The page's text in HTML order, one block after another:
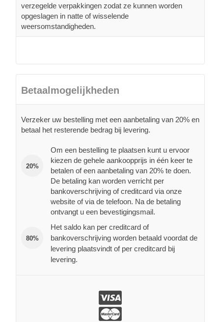
verzegelde verpakkingen zodat ze kunnen worden
opgeslagen in natte of wisselende
weersomstandigheden.
Betaalmogelijkheden
Verzeker uw bestelling met een aanbetaling van 20% en
betaal het resterende bedrag bij levering.
20%
Om een bestelling te plaatsen kunt u ervoor
kiezen de gehele aankoopprijs in één keer te
betalen of een aanbetaling van 20% te doen.
De betaling kan worden verricht per
bankoverschrijving of creditcard via onze
website of via de telefoon. Na de betaling
ontvangt u een bevestigingsmail.
80%
Het saldo kan per creditcard of
bankoverschrijving worden betaald voordat de
levering plaatsvindt of per creditcard bij
levering.